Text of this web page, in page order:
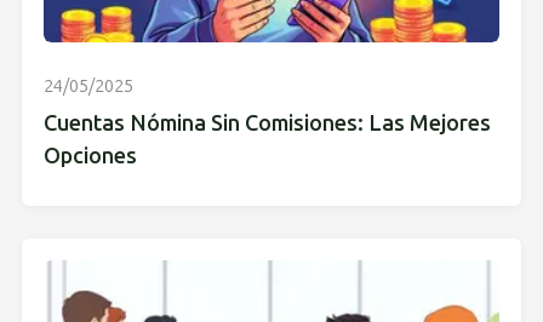
24/05/2025
Cuentas Nómina Sin Comisiones: Las Mejores
Opciones